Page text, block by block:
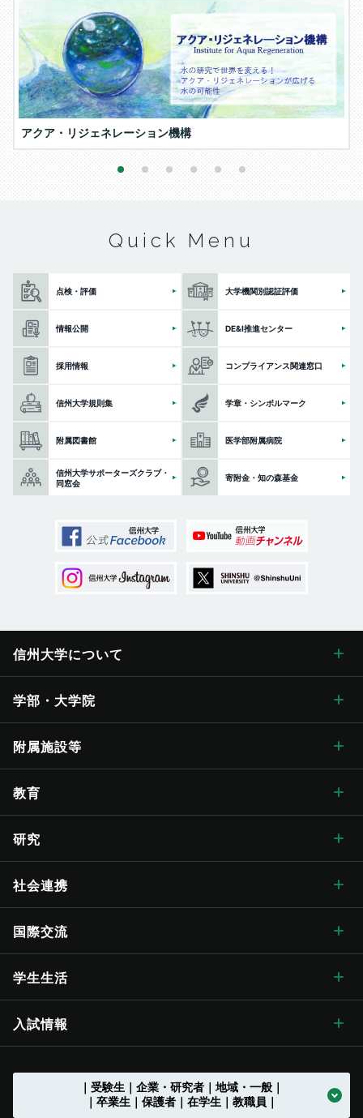
アクア・リジェネレーション機構
1 2 4 5
Quick Menu
点検・評価 大学機関別認証評価
情報公開 DE&I推進センター
採用情報 コンプライアンス関連窓口
信州大学規則集 学章・シンボルマーク
附属図書館 医学部附属病院
信州大学サポーターズクラブ・
同窓会
寄附金・知の森基金
信州大学について
信州大学について トップ
学長メッセージ
学長メッセージ トップ
入学式学長式辞
大学概要・理念
大学概要・理念 トップ
歴史・沿革 トップ
大学の歴史
学章・シンボルマーク
学章・シンボルマークトップ
学章等データの使用について
信州大学歌
信州大学の方針・取組
【グローバル版】グレーター・ユニバーシティ・ ビジョン
（VGSU Global）
中期目標・中期計画 / アクションプラン（行動計画）
長野（教育）キャンパス
長野（工学）キャンパス
伊那キャンパス
刊行物
広報誌「信大NOW」
広報誌「信大NOW」トップ
ソーシャルメディア公式アカウント一覧
情報公開 トップ
法人に関する情報
法人に関する情報 トップ
法人文書の情報公開
採用情報
採用情報 トップ
お知らせ一覧
学部・大学院
学部・大学院 トップ
人文学部
教育学部
経法学部
農学部
附属施設等
総合博物館
附属図書館
医学部附属病院
教育学部附属志賀自然教育研究施設
附属長野小学校
農学部附属アルプス圏フィールド科学教育研究センター
教育
教育 トップ
教育ハイライト
教育に関する目標と方針
教育に関する目標と方針 トップ
入学者受入れの方針（アドミッション･ポリシー）
教育の特色
環境マインドの育成
キャリア教育
研究
研究 トップ
研究ハイライト
アクア・リジェネレーション機構
先鋭領域融合研究群
社会実装研究クラスター トップ
共同研究・受託研究（産学連携）のご案内
社会連携
社会連携 トップ
社会連携の目標と特色
地域における連携活動
地域との連携協定
地域の方に向けた公開講座等 トップ
教職員の兼業について
国際交流
国際交流 トップ
グローバル化に向けた
学生生活
学生生活 トップ
学生総合支援センターの利用 トップ
授業料免除・奨学金
入試情報
学部入試案内（入試情報ポータル）
｜受験生｜企業・研究者｜地域・一般｜
｜卒業生｜保護者｜在学生｜教職員｜